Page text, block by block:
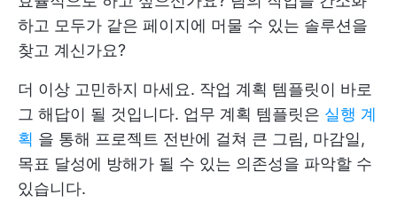
하고 모두가 같은 페이지에 머물 수 있는 솔루션을
찾고 계신가요?
더 이상 고민하지 마세요. 작업 계획 템플릿이 바로
그 해답이 될 것입니다. 업무 계획 템플릿은 실행 계
획 을 통해 프로젝트 전반에 걸쳐 큰 그림, 마감일,
목표 달성에 방해가 될 수 있는 의존성을 파악할 수
있습니다.